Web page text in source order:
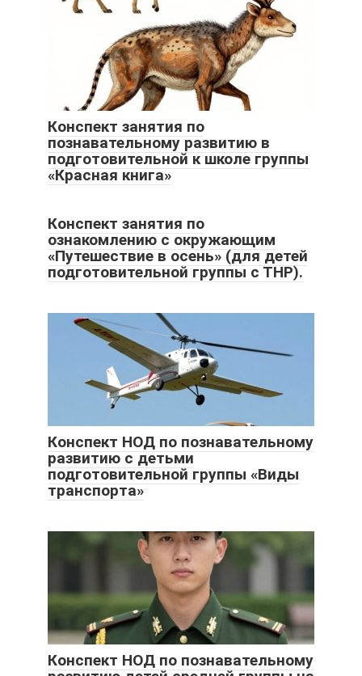
Конспект занятия по
познавательному развитию в
подготовительной к школе группы
«Красная книга»
Конспект занятия по
ознакомлению с окружающим
«Путешествие в осень» (для детей
подготовительной группы с ТНР).
Конспект НОД по познавательному
развитию с детьми
подготовительной группы «Виды
транспорта»
Конспект НОД по познавательному